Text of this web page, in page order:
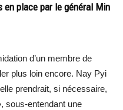
place par le général Min
d’un membre de
plus loin encore. Nay Pyi
prendrait, si nécessaire,
sous-entendant une